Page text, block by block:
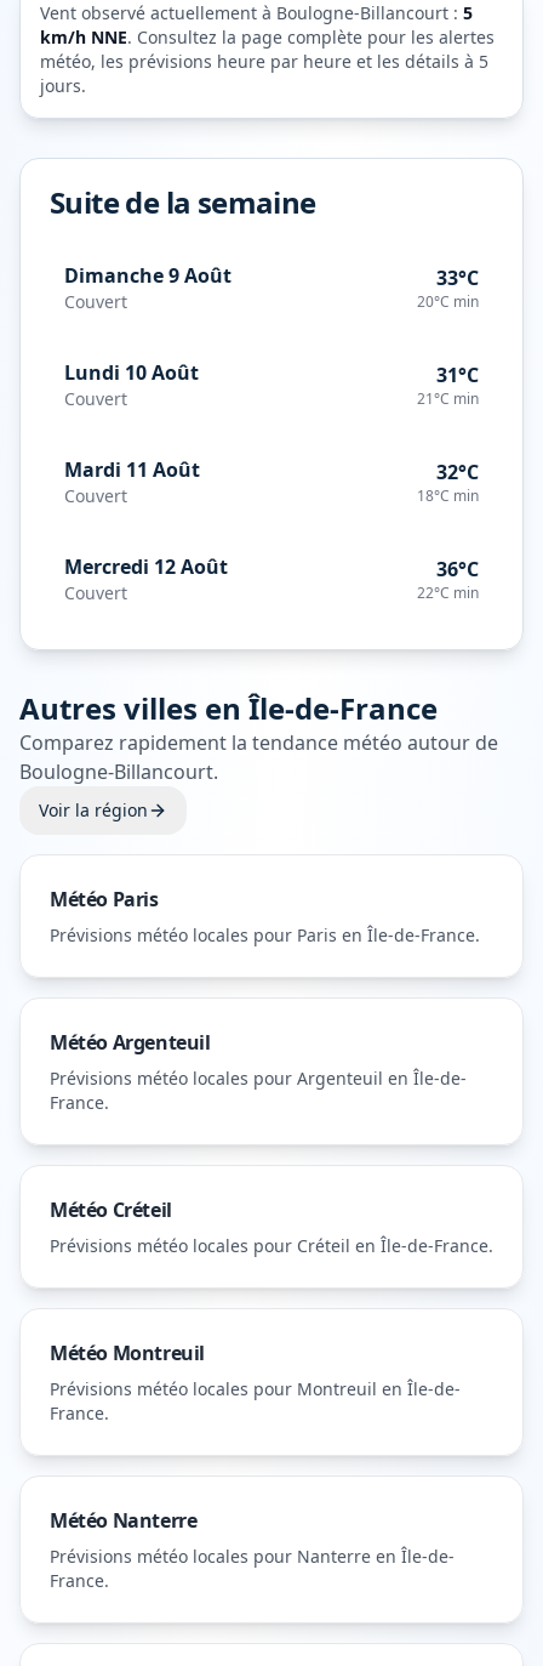
Vent observé actuellement à Boulogne-Billancourt : 5
km/h NNE. Consultez la page complète pour les alertes
météo, les prévisions heure par heure et les détails à 5
jours.
Suite de la semaine
Dimanche 9 Août
Couvert
33°C
20°C min
Lundi 10 Août
Couvert
31°C
21°C min
Mardi 11 Août
Couvert
32°C
18°C min
Mercredi 12 Août
Couvert
36°C
22°C min
Autres villes enÎle-de-France
Comparez rapidement la tendance météo autour de
Boulogne-Billancourt.
Voir la région
Météo Paris
Prévisions météo locales pour Paris en Île-de-France.
MétéoArgenteuil
Prévisions météo locales pour Argenteuil en Île-de-
France.
Météo Créteil
Prévisions météo locales pour Créteil en Île-de-France.
Météo Montreuil
Prévisions météo locales pour Montreuil en Île-de-
France.
Météo Nanterre
Prévisions météo locales pour Nanterre en Île-de-
France.